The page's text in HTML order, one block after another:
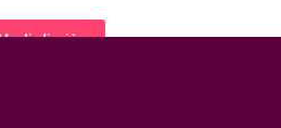
di più